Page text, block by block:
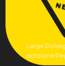
Largo
Iscrizione